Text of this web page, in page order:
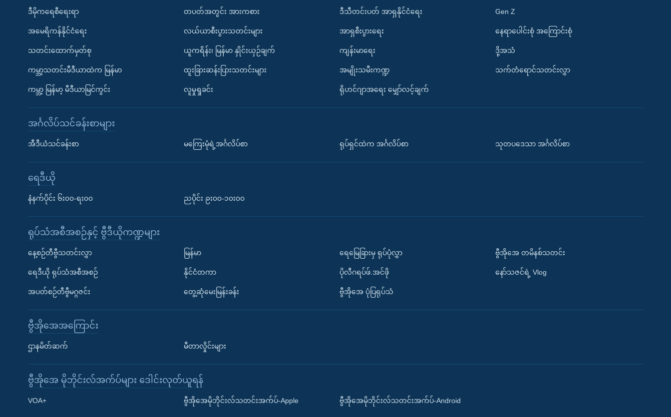
Learning English
ဒီမိုကရေစီရေးရာ
အမေရိကန်နိုင်ငံရေး
သတင်းထောက်မှတ်စု
ကမ္ဘာ့သတင်းမီဒီယာထဲက မြန်မာ
ကမ္ဘာ့ မြန်မာ့ မီဒီယာမြင်ကွင်း
တပတ်အတွင်း အားကစား
လယ်ယာစီးပွားသတင်းများ
ယူကရိန်း၊ မြန်မာ နှိုင်းယှဉ်ချက်
ထူးခြားဆန်းပြားသတင်းများ
လူမှုရှုခင်း
ဒီသီတင်းပတ် အာရှနိုင်ငံရေး
အာရှစီးပွားရေး
ကျန်းမာရေး
အမျိုးသမီးကဏ္ဍ
ရိုဟင်ဂျာအရေး မျှော်လင့်ချက်
Gen Z
နေရာပေါင်းစုံ အကြောင်းစုံ
ဒို့အသံ
သက်တံရောင်သတင်းလွှာ
အင်္ဂလိပ်သင်ခန်းစာများ
အီဒီယံသင်ခန်းစာ မကြေးမုံရဲ့အင်္ဂလိပ်စာ ရုပ်ရှင်ထဲက အင်္ဂလိပ်စာ သုတပဒေသာ အင်္ဂလိပ်စာ
ရေဒီယို
နံနက်ပိုင်း ၆း၀၀-ရး၀၀ ညပိုင်း ၉း၀၀-၁၀း၀၀
ရုပ်သံအစီအစဉ်နှင့် ဗွီဒီယိုကဏ္ဍများ
နေ့စဉ်တီဗွီသတင်းလွှာ
ရေဒီယို ရုပ်သံအစီအစဉ်
အပတ်စဉ်တီဗွီမဂ္ဂဇင်း
မြန်မာ
နိုင်ငံတကာ
တွေ့ဆုံမေးမြန်းခန်း
ရေမြေခြားမှ ရုပ်ပုံလွှာ
ပိုလီဂရပ်ဖ်.အင်ဖို
ဗွီအိုအေ ပုံပြရုပ်သံ
ဗွီအိုအေ တမိနစ်သတင်း
နော်သဇင်ရဲ့ Vlog
ဗွီအိုအေအကြောင်း
ဌာနမိတ်ဆက် မီတာလှိုင်းများ
ဗွီအိုအေ မိုဘိုင်းလ်အက်ပ်များ ဒေါင်းလုတ်ယူရန်
VOA+ ဗွီအိုအေမိုဘိုင်းလ်သတင်းအက်ပ်-Apple ဗွီအိုအေမိုဘိုင်းလ်သတင်းအက်ပ်-Android